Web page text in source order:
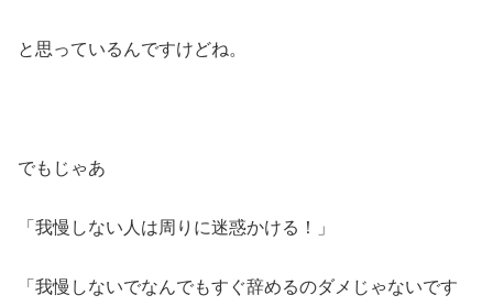
と思っているんですけどね。
でもじゃあ
「我慢しない人は周りに迷惑かける！」
「我慢しないでなんでもすぐ辞めるのダメじゃないです